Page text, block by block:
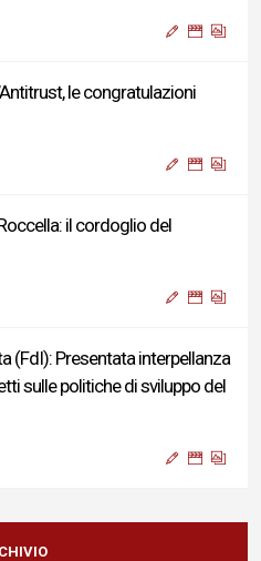
le congratulazioni
il cordoglio del
(FdI): Presentata interpellanza
sulle politiche di sviluppo del
cordoglio e vicinanza al